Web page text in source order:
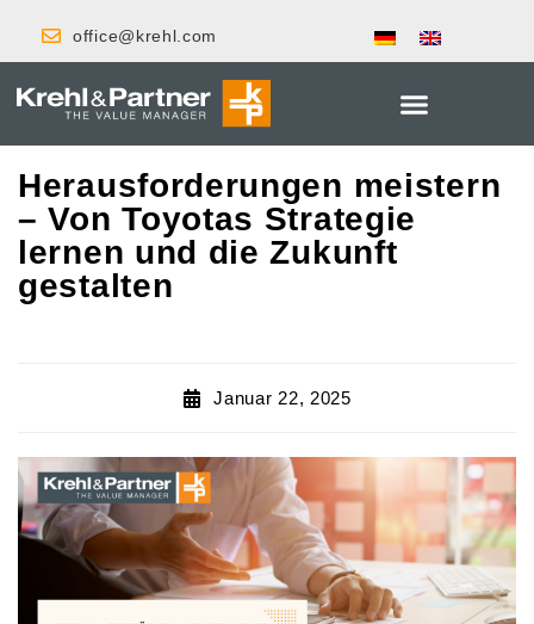
office@krehl.com
Herausforderungen meistern
– Von Toyotas Strategie
lernen und die Zukunft
gestalten
Januar 22, 2025